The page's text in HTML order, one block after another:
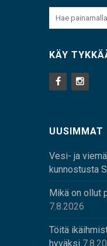
KÄY
UUSIMMAT
Vesi- ja
kunnostusta
Mikä on ollut
7.8.2026
Töitä
hyväksi